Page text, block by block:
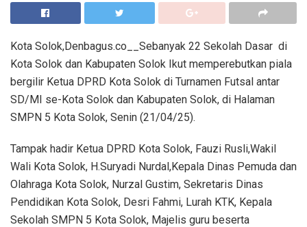
Kota Solok,Denbagus.co__Sebanyak 22 Sekolah Dasar di
Kota Solok dan Kabupaten Solok Ikut memperebutkan piala
bergilir Ketua DPRD Kota Solok di Turnamen Futsal antar
SD/MI se-Kota Solok dan Kabupaten Solok, di Halaman
SMPN 5 Kota Solok, Senin (21/04/25).
Tampak hadir Ketua DPRD Kota Solok, Fauzi Rusli,Wakil
Wali Kota Solok, H.Suryadi Nurdal,Kepala Dinas Pemuda dan
Olahraga Kota Solok, Nurzal Gustim, Sekretaris Dinas
Pendidikan Kota Solok, Desri Fahmi, Lurah KTK, Kepala
Sekolah SMPN 5 Kota Solok, Majelis guru beserta